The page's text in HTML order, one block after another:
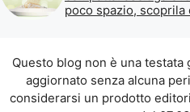
poco spazio, scoprila
Questo blog non è una
aggiornato senza alcuna
considerarsi un prodotto